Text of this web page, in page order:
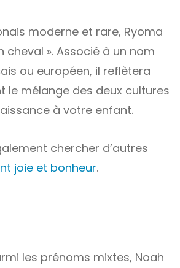
moderne et rare, Ryoma
cheval ». Associé à un nom
ou européen, il reflètera
le mélange des deux cultures
à votre enfant.
chercher d’autres
joie et bonheur.
les prénoms mixtes, Noah